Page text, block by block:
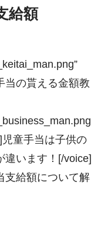
給額
当の貰える金額教
児童手当は子供の
違います！[/voice]
支給額について解